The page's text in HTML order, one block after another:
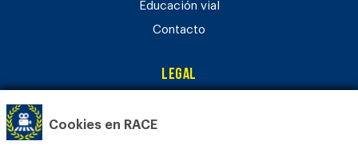
Cookies en RACE
Educación vial
Contacto
Legal
Política de privacidad